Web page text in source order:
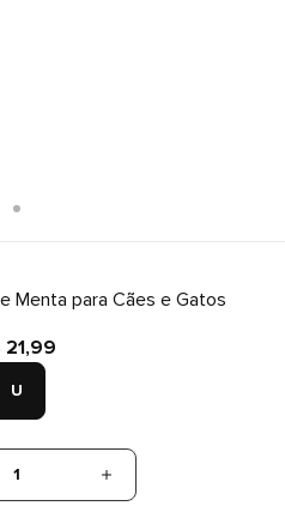
Menta para Cães e Gatos
21,99
U
1